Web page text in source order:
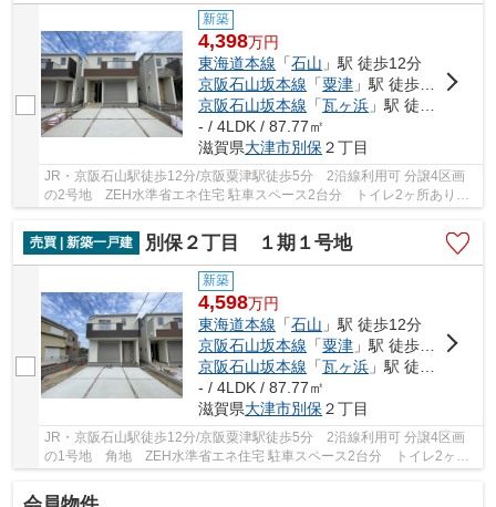
新築
4,398万円
東海道本線 「石山 」駅 徒歩12分
京阪石山坂本線 「粟津 」駅 徒歩5分
京阪石山坂本線 「瓦ヶ浜 」駅 徒歩10分
- / 4LDK / 87.77㎡
滋賀県大津市別保２丁目
JR・京阪石山駅徒歩12分/京阪粟津駅徒歩5分 2沿線利用可 分譲4区画
の2号地 ZEH水準省エネ住宅 駐車スペース2台分 トイレ2ヶ所あり
売買 | 新築一戸建
別保２丁目 １期１号地
新築
4,598万円
東海道本線 「石山 」駅 徒歩12分
京阪石山坂本線 「粟津 」駅 徒歩5分
京阪石山坂本線 「瓦ヶ浜 」駅 徒歩10分
- / 4LDK / 87.77㎡
滋賀県大津市別保２丁目
JR・京阪石山駅徒歩12分/京阪粟津駅徒歩5分 2沿線利用可 分譲4区画
の1号地 角地 ZEH水準省エネ住宅 駐車スペース2台分 トイレ2ヶ所
あり LDK広々18帖 ペニンシュラキッチン 浴室1...